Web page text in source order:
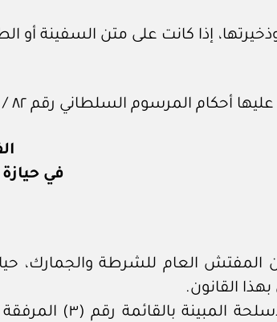
إذا كانت على متن السفينة أو
المرسوم السلطاني رقم ٨٢ / ٧٧ المشار إليه.
في
ولا يجوز بأي